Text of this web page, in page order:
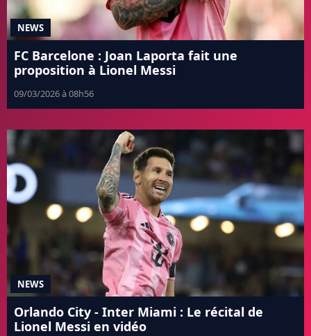
NEWS
FC Barcelone : Joan Laporta fait une
proposition à Lionel Messi
09/03/2026 à 08h56
NEWS
Orlando City - Inter Miami : Le récital de
Lionel Messi en vidéo